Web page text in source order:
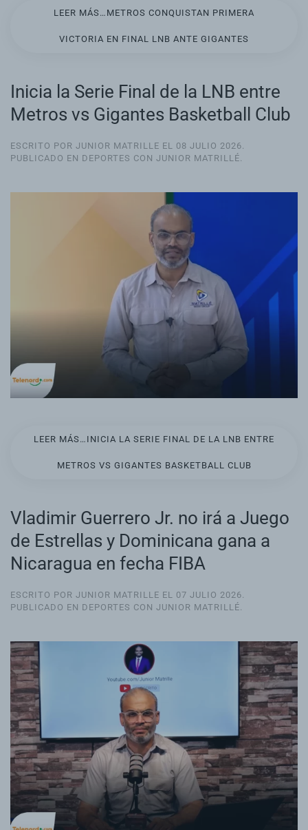
LEER MÁS…METROS CONQUISTAN PRIMERA
VICTORIA EN FINAL LNB ANTE GIGANTES
Inicia la Serie Final de la LNB entre
Metros vs Gigantes Basketball Club
ESCRITO POR JUNIOR MATRILLE EL 08 JULIO 2026.
PUBLICADO EN DEPORTES CON JUNIOR MATRILLÉ.
LEER MÁS…INICIA LA SERIE FINAL DE LA LNB ENTRE
METROS VS GIGANTES BASKETBALL CLUB
Vladimir Guerrero Jr. no irá a Juego
de Estrellas y Dominicana gana a
Nicaragua en fecha FIBA
ESCRITO POR JUNIOR MATRILLE EL 07 JULIO 2026.
PUBLICADO EN DEPORTES CON JUNIOR MATRILLÉ.